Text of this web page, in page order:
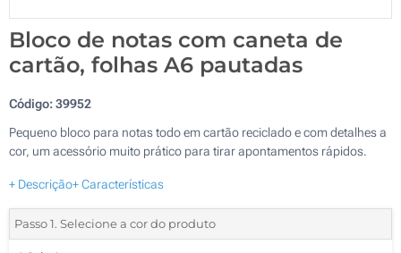
Bloco de notas com caneta de
cartão, folhas A6 pautadas
Código:39952
Pequeno bloco para notas todo em cartão reciclado e com detalhes a
cor, um acessório muito prático para tirar apontamentos rápidos.
+ Descrição+ Características
Passo 1. Selecione a cor do produto